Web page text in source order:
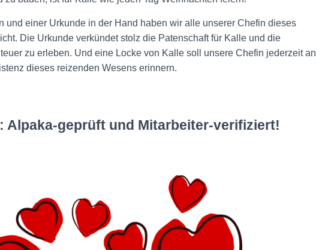
und einer Urkunde in der Hand haben wir alle unserer Chefin dieses
Die Urkunde verkündet stolz die Patenschaft für Kalle und die
zu erleben. Und eine Locke von Kalle soll unsere Chefin jederzeit an
dieses reizenden Wesens erinnern.
Alpaka-geprüft und Mitarbeiter-verifiziert!